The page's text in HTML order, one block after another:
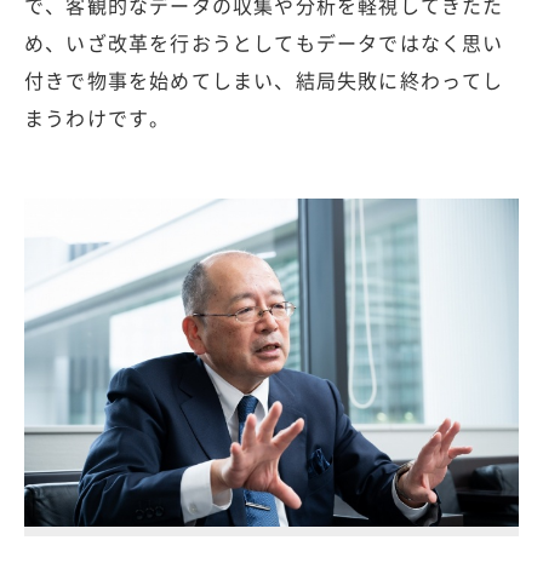
め、いざ改革を行おうとしてもデータではなく思い
付きで物事を始めてしまい、結局失敗に終わってし
まうわけです。